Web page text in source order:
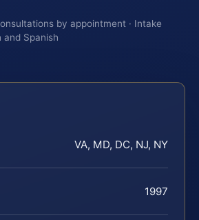
by appointment · Intake
and Spanish
VA, MD, DC, NJ, NY
1997